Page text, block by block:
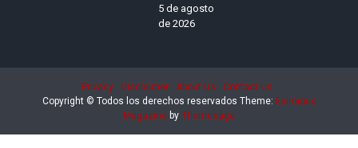
5 de agosto
de 2026
Privacy Disclaimer About Us
Contact Us
Copyright © Todos los derechos reservados Theme: Eximious
Magazine by Themesaga